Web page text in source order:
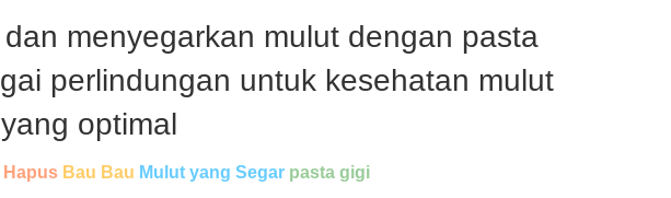
menyegarkan mulut dengan pasta
perlindungan untuk kesehatan mulut
yang optimal
Hapus Bau Bau Mulut yang Segar pasta gigi